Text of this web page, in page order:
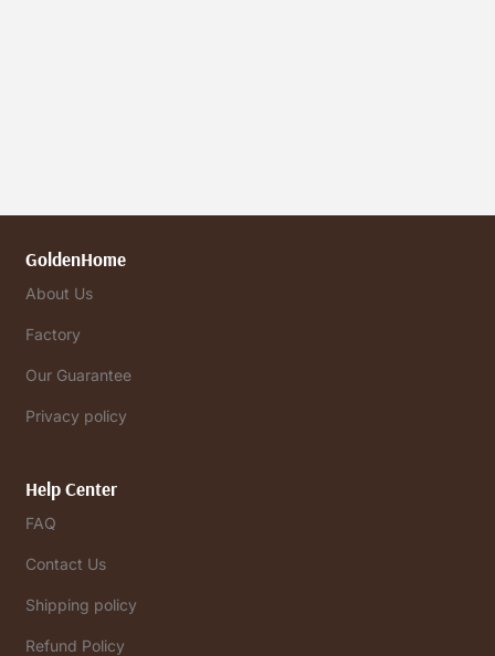
GoldenHome
About Us
Factory
Our Guarantee
Privacy policy
Help Center
FAQ
Contact Us
Shipping policy
Refund Policy